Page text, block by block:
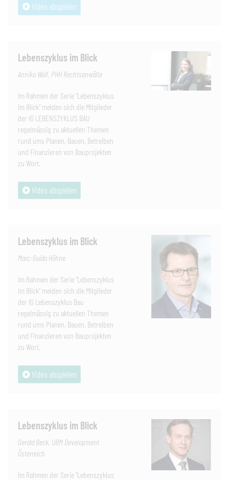
Video abspielen
Lebenszyklus im Blick
Annika Wolf, PHH Rechtsanwälte
Im Rahmen der Serie "Lebenszyklus
im Blick" melden sich die Mitglieder
der IG LEBENSZYKLUS BAU
regelmässig zu aktuellen Themen
rund ums Planen, Bauen, Betreiben
und Finanzieren von Bauprojekten
zu Wort.
Video abspielen
Lebenszyklus im Blick
Marc-Guido Höhne
Im Rahmen der Serie "Lebenszyklus
im Blick" melden sich die Mitglieder
der IG Lebenszyklus Bau
regelmässig zu aktuellen Themen
rund ums Planen, Bauen, Betreiben
und Finanzieren von Bauprojekten
zu Wort.
Video abspielen
Lebenszyklus im Blick
Gerald Beck, UBM Development
Österreich
Im Rahmen der Serie "Lebenszyklus